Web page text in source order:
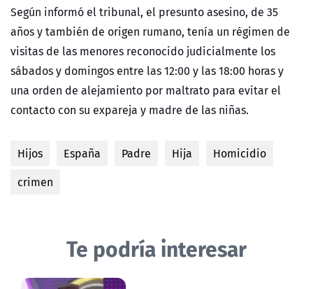
Según informó el tribunal, el presunto asesino, de 35
años y también de origen rumano, tenía un régimen de
visitas de las menores reconocido judicialmente los
sábados y domingos entre las 12:00 y las 18:00 horas y
una orden de alejamiento por maltrato para evitar el
contacto con su expareja y madre de las niñas.
Hijos España Padre Hija
Homicidio
crimen
Te podría interesar